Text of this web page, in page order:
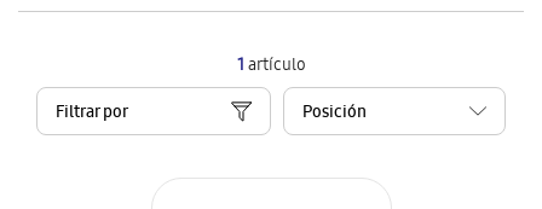
1artículo
Filtrar por